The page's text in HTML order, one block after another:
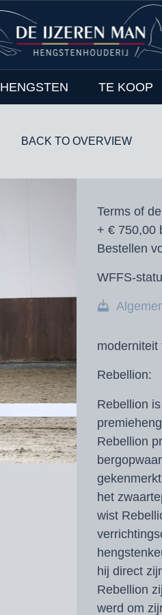
HENGSTEN TE KOOP
BACK TO OVERVIEW
Terms of
+ € 750,00
Bestellen
WFFS-
moderniteit
Rebellion:
Rebellion
Rebellion
het
wist
hij direct
Rebellion
werd om